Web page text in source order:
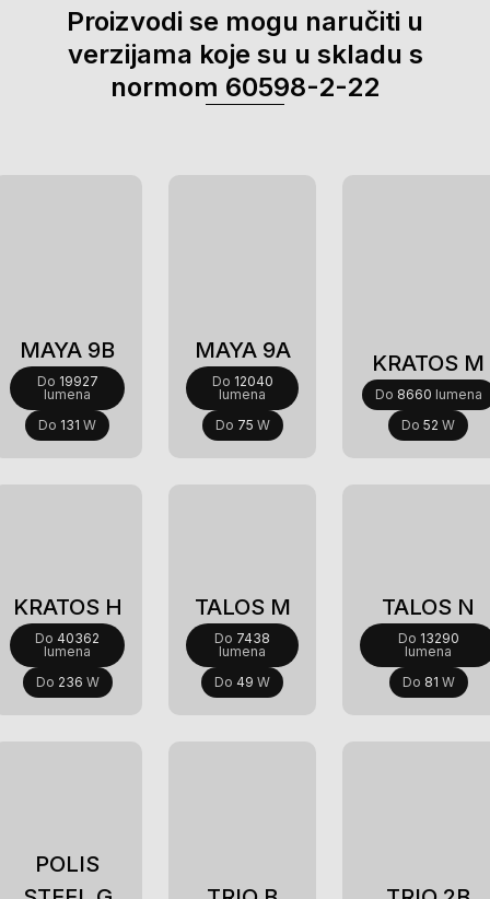
Proizvodi se mogu naručiti u
verzijama koje su u skladu s
normom 60598-2-22
MAYA 9B
Do 19927
lumena
Do 131 W
MAYA 9A
Do 12040
lumena
Do 75 W
KRATOS M
Do 8660 lumena
Do 52 W
KRATOS H
Do 40362
lumena
Do 236 W
TALOS M
Do 7438
lumena
Do 49 W
TALOS N
Do 13290
lumena
Do 81 W
POLIS